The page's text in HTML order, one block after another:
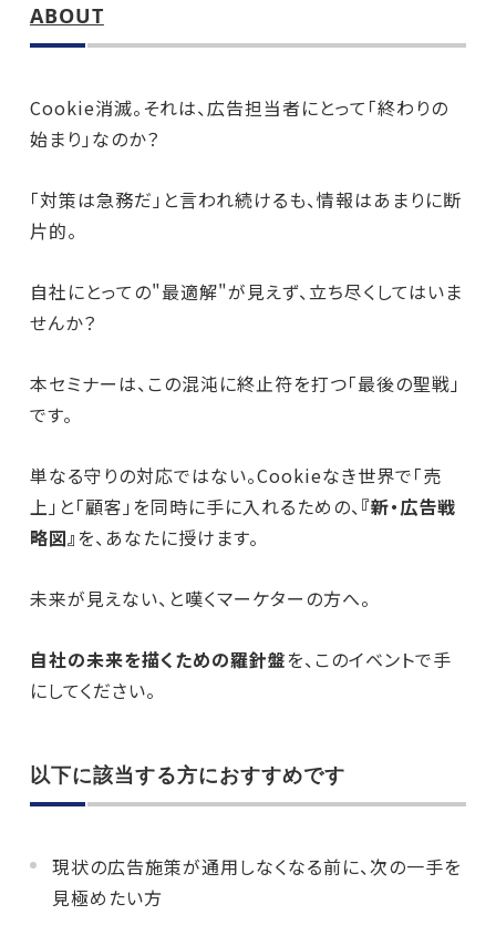
ABOUT
Cookie消滅。それは、広告担当者にとって「終わりの
始まり」なのか？
「対策は急務だ」と言われ続けるも、情報はあまりに断
片的。
自社にとっての"最適解"が見えず、立ち尽くしてはいま
せんか？
本セミナーは、この混沌に終止符を打つ「最後の聖戦」
です。
単なる守りの対応ではない。Cookieなき世界で「売
上」と「顧客」を同時に手に入れるための、『新・広告戦
略図』を、あなたに授けます。
未来が見えない、と嘆くマーケターの方へ。
自社の未来を描くための羅針盤を、このイベントで手
にしてください。
以下に該当する方におすすめです
現状の広告施策が通用しなくなる前に、次の一手を
見極めたい方